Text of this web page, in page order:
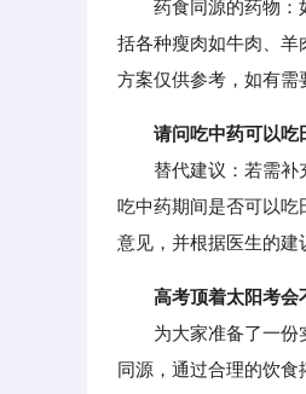
药食同源的药物：如
括各种瘦肉如牛肉、羊
方案仅供参考，如有需
请问吃中药可以吃
替代建议：若需补充
吃中药期间是否可以吃
意见，并根据医生的建
高考顶着太阳考会
为大家准备了一份实
同源，通过合理的饮